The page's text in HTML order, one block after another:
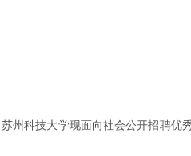
州科技大学现面向社会公开招聘优